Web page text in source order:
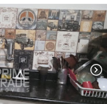
chevron_right